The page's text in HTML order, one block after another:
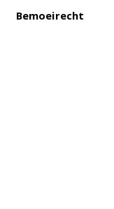
Bemoeirecht